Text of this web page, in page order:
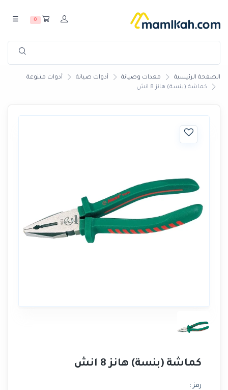
0
☰
الصفحة الرئيسية معدات وصيانة أدوات صيانة
أدوات متنوعة
كماشة (بنسة) هانز 8 انش
كماشة (بنسة) هانز 8 انش
رمز :